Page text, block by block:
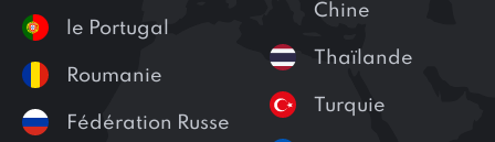
le Portugal
Roumanie
Fédération Russe
Chine
Thaïlande
Turquie